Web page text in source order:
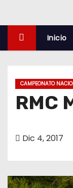
Inicio
CAMPEONATO
RMC
Dic 4, 2017